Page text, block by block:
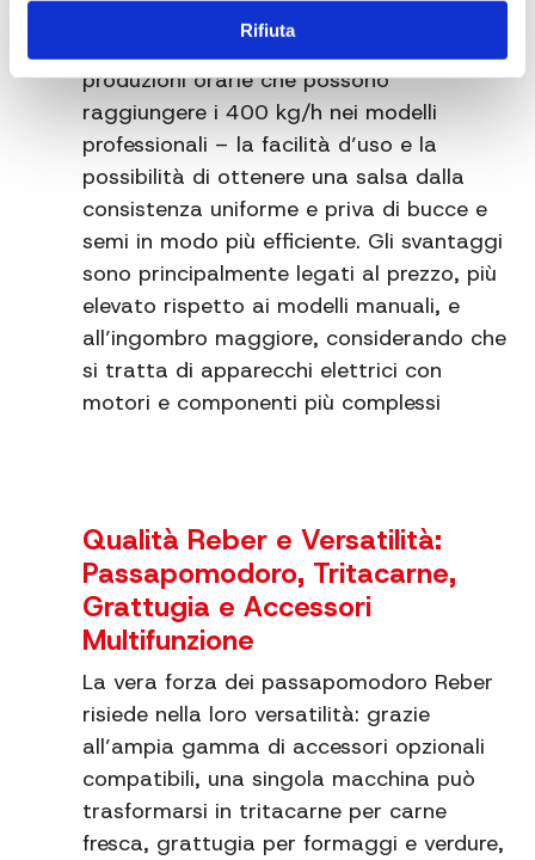
Rifiuta
passata.I vantaggi dei modelli elettrici
produzioni orarie che possono
raggiungere i 400 kg/h nei modelli
professionali – la facilità d’uso e la
possibilità di ottenere una salsa dalla
consistenza uniforme e priva di bucce e
semi in modo più efficiente. Gli svantaggi
sono principalmente legati al prezzo, più
elevato rispetto ai modelli manuali, e
all’ingombro maggiore, considerando che
si tratta di apparecchi elettrici con
motori e componenti più complessi
Qualità Reber e Versatilità:
Passapomodoro, Tritacarne,
Grattugia e Accessori
Multifunzione
La vera forza dei passapomodoro Reber
risiede nella loro versatilità: grazie
all’ampia gamma di accessori opzionali
compatibili, una singola macchina può
trasformarsi in tritacarne per carne
fresca, grattugia per formaggi e verdure,